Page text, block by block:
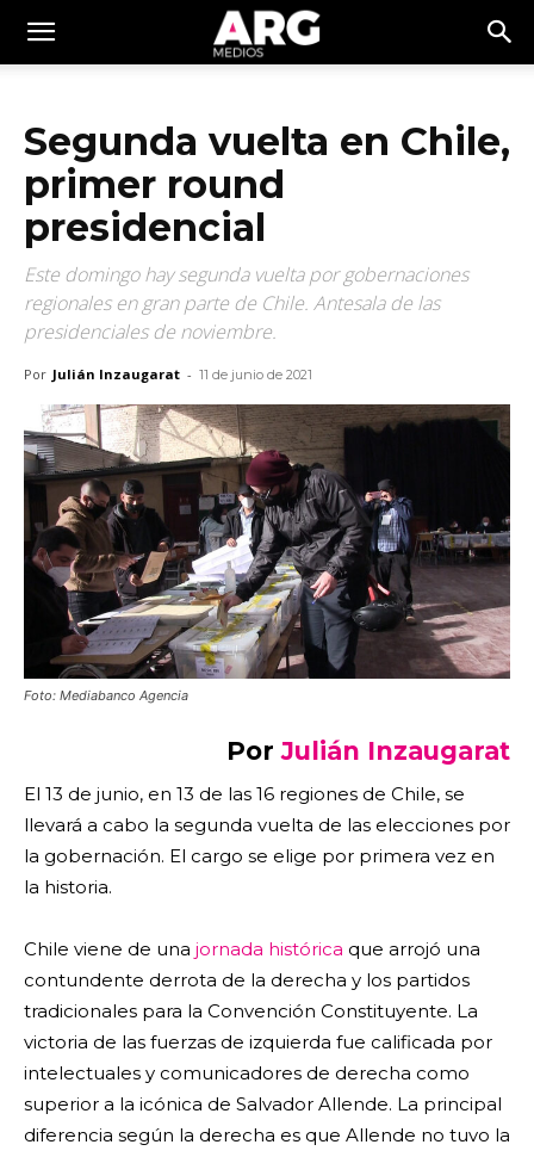
Segunda vuelta en Chile,
primer round
presidencial
Este domingo hay segunda vuelta por gobernaciones
regionales en gran parte de Chile. Antesala de las
presidenciales de noviembre.
Por Julián Inzaugarat - 11 de junio de 2021
Foto: Mediabanco Agencia
PorJulián Inzaugarat
El 13 de junio, en 13 de las 16 regiones de Chile, se
llevará a cabo la segunda vuelta de las elecciones por
la gobernación. El cargo se elige por primera vez en
la historia.
Chile viene de una jornada histórica que arrojó una
contundente derrota de la derecha y los partidos
tradicionales para la Convención Constituyente. La
victoria de las fuerzas de izquierda fue calificada por
intelectuales y comunicadores de derecha como
superior a la icónica de Salvador Allende. La principal
diferencia según la derecha es que Allende no tuvo la